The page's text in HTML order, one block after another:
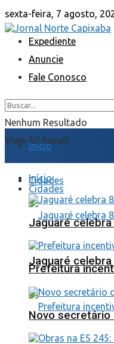
sexta-feira, 7 agosto,
Expediente
Anuncie
Fale Conosco
Nenhum Resultado
View All Result
Início
Cidades
Jaguaré celebra
Início
Cidades
Jaguaré celebra
Prefeitura
Novo secretário